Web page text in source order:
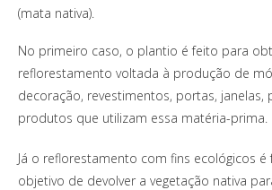
(mata nativa).
No primeiro caso, o plantio é feito para
reflorestamento voltada à produção de
decoração, revestimentos, portas, janelas,
produtos que utilizam essa matéria-prima.
Já o reflorestamento com fins ecológicos
objetivo de devolver a vegetação nativa